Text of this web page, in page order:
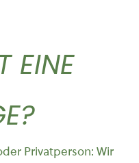
EINE
Privatperson: Wir